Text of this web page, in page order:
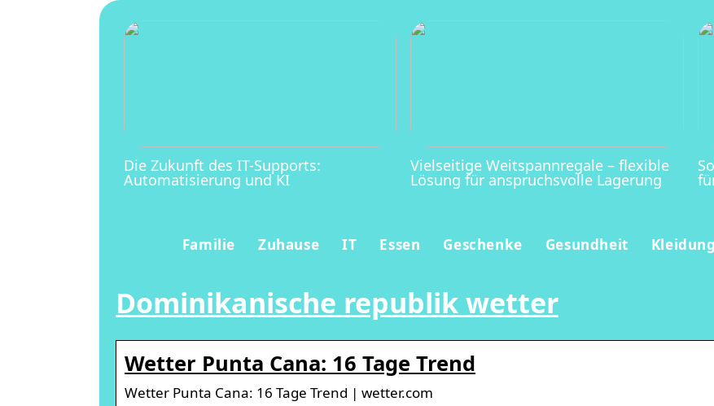
Die Zukunft des IT-Supports:
Automatisierung und KI
Vielseitige Weitspannregale – flexible
Lösung für anspruchsvolle Lagerung
Familie Zuhause IT Essen Geschenke Gesundheit Kleidung
Dominikanische republik wetter
Wetter Punta Cana: 16 Tage Trend
Wetter Punta Cana: 16 Tage Trend | wetter.com